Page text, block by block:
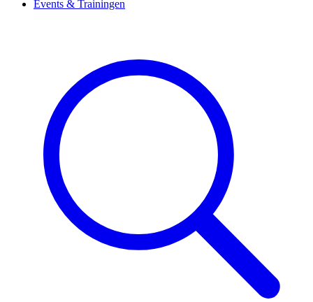
Events & Trainingen